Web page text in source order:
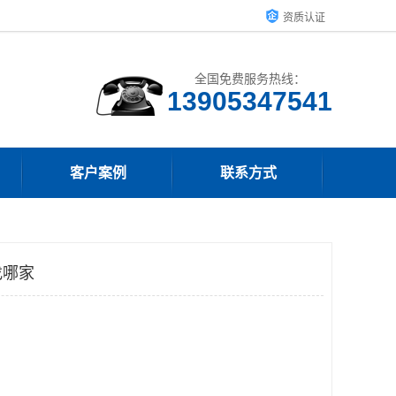
资质认证
全国免费服务热线：
13905347541
客户案例 联系方式
家